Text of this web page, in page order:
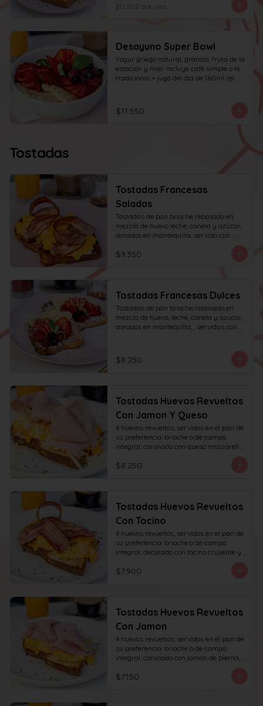
con ciboulette.
$12.650 por und
Desayuno Super Bowl
Yogur griego natural, granola, fruta de la
estación y miel. incluye café simple o té
tradicional + jugo del día de 160ml (el
$11.550
Tostadas
Tostadas Francesas
Saladas
Tostadas de pan brioche rebosado en
mezcla de huevo leche, canela y azúcar,
dorados en mantequilla, servido con
huevos revueltos, tocino y miel de maple.
$9.350
Tostadas Francesas Dulces
Tostadas de pan brioche rebosado en
mezcla de huevo, leche, canela y azúcar,
dorados en mantequilla, , servidas con
$8.250
Tostadas Huevos Revueltos
Con Jamon Y Queso
4 huevos revueltos, servidos en el pan de
su preferencia: brioche o de campo
integral, coronado con queso mozzarella
rallado y con jamón de pierna, decorado
con sésamo o ciboulette.
$8.250
Tostadas Huevos Revueltos
Con Tocino
4 huevos revueltos, servidos en el pan de
su preferencia: brioche o de campo
integral, decorado con tocino crujiente y
$7.900
Tostadas Huevos Revueltos
Con Jamon
4 huevos revueltos, servidos en el pan de
su preferencia: brioche o de campo
integral, coronado con jamón de pierna,
$7.150